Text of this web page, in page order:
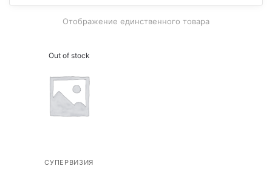
Отображение единственного товара
Out of stock
СУПЕРВИЗИЯ